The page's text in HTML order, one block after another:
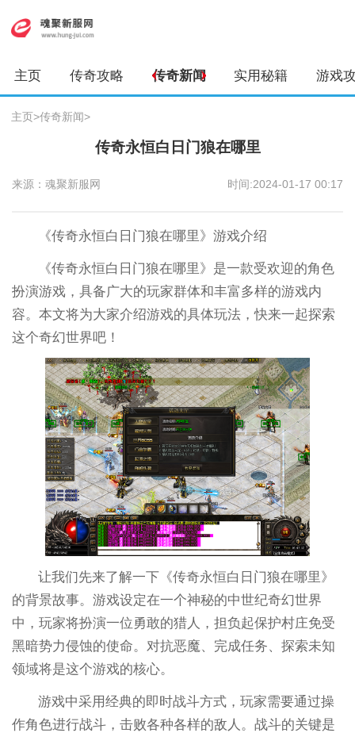
主页 传奇攻略 传奇新闻 实用秘籍 游戏
主页>传奇新闻>
传奇永恒白日门狼在哪里
来源：魂聚新服网 时间:2024-01-17 00:17
《传奇永恒白日门狼在哪里》游戏介绍
《传奇永恒白日门狼在哪里》是一款受欢迎的角色
扮演游戏，具备广大的玩家群体和丰富多样的游戏内
容。本文将为大家介绍游戏的具体玩法，快来一起探索
这个奇幻世界吧！
让我们先来了解一下《传奇永恒白日门狼在哪里》
的背景故事。游戏设定在一个神秘的中世纪奇幻世界
中，玩家将扮演一位勇敢的猎人，担负起保护村庄免受
黑暗势力侵蚀的使命。对抗恶魔、完成任务、探索未知
领域将是这个游戏的核心。
游戏中采用经典的即时战斗方式，玩家需要通过操
作角色进行战斗，击败各种各样的敌人。战斗的关键是